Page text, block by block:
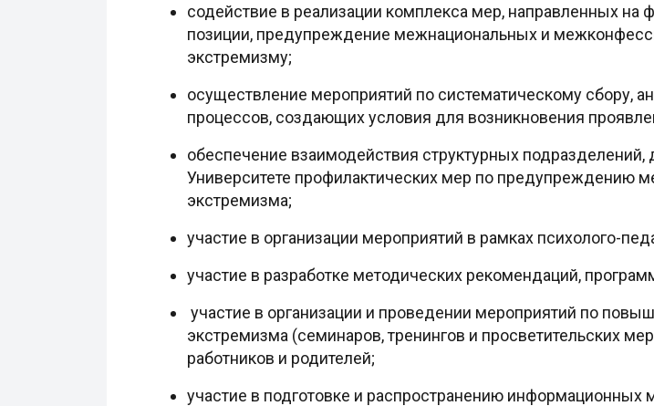
содействие в реализации комплекса мер, направленных
позиции, предупреждение межнациональных и
экстремизму;
осуществление мероприятий по систематическому сбору,
процессов, создающих условия для возникновения
обеспечение взаимодействия структурных
Университете профилактических мер по предупреждению
экстремизма;
участие в организации мероприятий в рамках психолого-
участие в разработке методических рекомендаций,
участие в организации и проведении мероприятий по
экстремизма (семинаров, тренингов и просветительских
работников и родителей;
участие в подготовке и распространению информационных